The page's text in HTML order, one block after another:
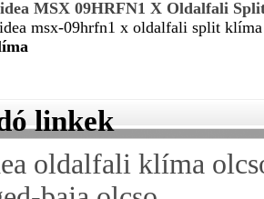
MSX 09HRFN1 X Oldalfali
msx-09hrfn1 x oldalfali split
linkek
oldalfali klíma